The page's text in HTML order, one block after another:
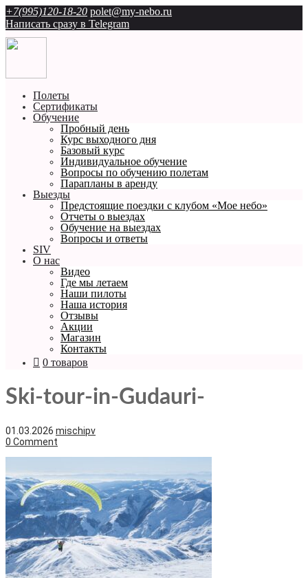
+7(995)120-18-20 polet@my-nebo.ru
Написать сразу в Telegram
Полеты
Сертификаты
Обучение
Пробный день
Курс выходного дня
Базовый курс
Индивидуальное обучение
Вопросы по обучению полетам
Парапланы в аренду
Выезды
Предстоящие поездки с клубом «Мое небо»
Отчеты о выездах
Обучение на выездах
Вопросы и ответы
SIV
О нас
Видео
Где мы летаем
Наши пилоты
Наша история
Отзывы
Акции
Магазин
Контакты
0 товаров
Ski-tour-in-Gudauri-
01.03.2026 mischipv
0 Comment